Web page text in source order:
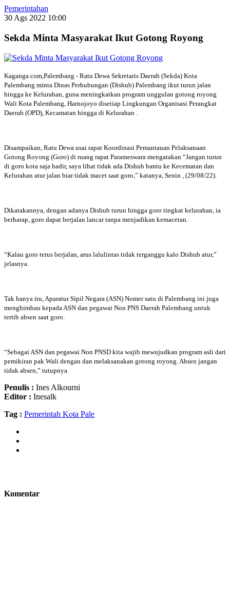
Pemerintahan
30 Ags 2022 10:00
Sekda Minta Masyarakat Ikut Gotong Royong
Kaganga.com,Palembang - Ratu Dewa Sekretaris Daerah (Sekda) Kota
Palembang minta Dinas Perhubungan (Dishub) Palembang ikut turun jalan
hingga ke Kelurahan, guna meningkatkan program unggulan gotong royong
Wali Kota Palembang, Harnojoyo disetiap Lingkungan Organisasi Perangkat
Daerah (OPD), Kecamatan hingga di Kelurahan .
Disampaikan, Ratu Dewa usai rapat Koordinasi Pemantauan Pelaksanaan
Gotong Royong (Goro) di ruang rapat Parameswara mengatakan “Jangan turun
di goro kota saja hadir, saya lihat tidak ada Dishub bantu ke Kecematan dan
Kelurahan atur jalan biar tidak macet saat goro,” katanya, Senin , (29/08/22).
Dikatakannya, dengan adanya Dishub turun hingga goro tingkat kelurahan, ia
berharap, goro dapat berjalan lancar tanpa menjadikan kemacetan.
“Kalau goro terus berjalan, arus lalulintas tidak terganggu kalo Dishub atur,”
jelasnya.
Tak hanya itu, Aparatur Sipil Negara (ASN) Nomer satu di Palembang ini juga
menghimbau kepada ASN dan pegawai Non PNS Daerah Palembang untuk
tertib absen saat goro.
“Sebagai ASN dan pegawai Non PNSD kita wajib mewujudkan program asli dari
pemikiran pak Wali dengan dan melaksanakan gotong royong. Absen jangan
tidak absen,” tutupnya
Penulis : Ines Alkourni
Editor : Inesalk
Tag : Pemerintah Kota Pale
Komentar